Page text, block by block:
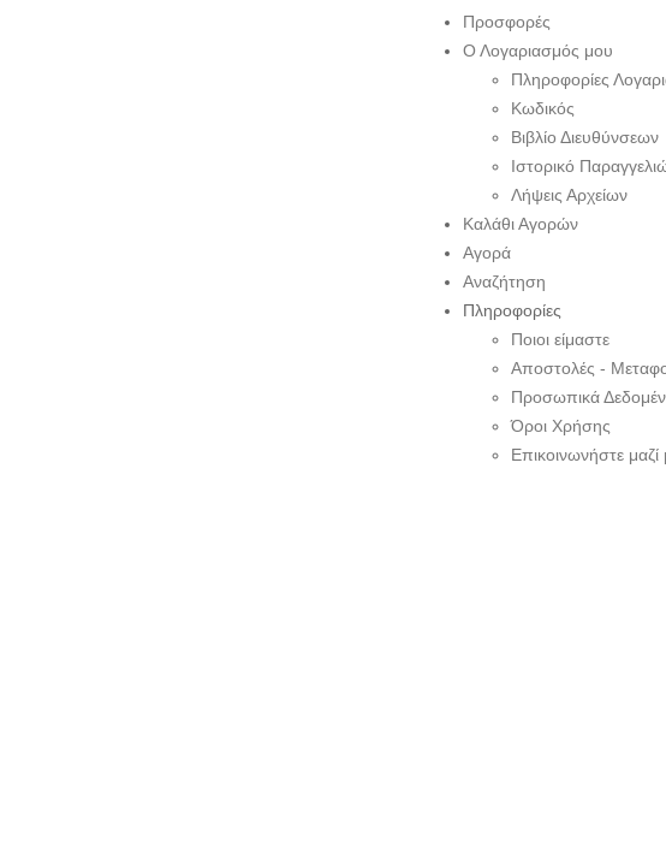
Προσφορές
Ο Λογαριασμός μου
Πληροφορίες
Κωδικός
Βιβλίο Διευθύνσεων
Ιστορικό
Λήψεις Αρχείων
Καλάθι Αγορών
Αγορά
Αναζήτηση
Πληροφορίες
Ποιοι είμαστε
Αποστολές -
Προσωπικά
Όροι Χρήσης
Επικοινωνήστε μαζί